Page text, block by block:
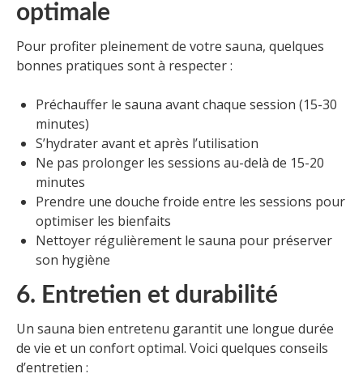
optimale
Pour profiter pleinement de votre sauna, quelques
bonnes pratiques sont à respecter :
Préchauffer le sauna avant chaque session (15-30
minutes)
S’hydrater avant et après l’utilisation
Ne pas prolonger les sessions au-delà de 15-20
minutes
Prendre une douche froide entre les sessions pour
optimiser les bienfaits
Nettoyer régulièrement le sauna pour préserver
son hygiène
6. Entretien et durabilité
Un sauna bien entretenu garantit une longue durée
de vie et un confort optimal. Voici quelques conseils
d’entretien :